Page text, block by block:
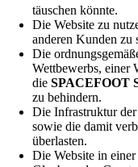
täuschen könnte.
Die Website zu
anderen Kunden zu
Die
Wettbewerbs, einer
die SPACEFOOT
zu behindern.
Die Infrastruktur
sowie die damit
überlasten.
Die Website in